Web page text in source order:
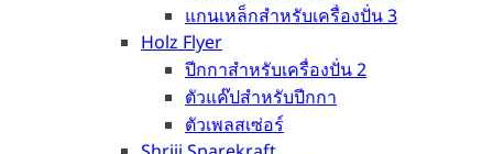
แกนเหล็กสำหรับเครื่องปั่น 3
Holz Flyer
ปีกกาสำหรับเครื่องปั่น 2
ตัวแค๊ปสำหรับปีกกา
ตัวเพลสเซ่อร์